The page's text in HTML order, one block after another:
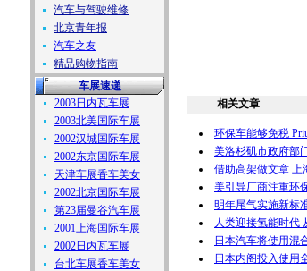
汽车与驾驶维修
北京青年报
汽车之友
精品购物指南
车展速递
2003日内瓦车展
2003北美国际车展
2002汉城国际车展
2002东京国际车展
天津车展香车美女
2002北京国际车展
第23届曼谷汽车展
2001上海国际车展
2002日内瓦车展
台北车展香车美女
相关文章
环保车能够免税
美洛杉矶市政府部
借助高架做文章 上
美引导厂商注重环
明年尾气实施新标
人类迎接氢能时代
日本汽车将使用混
日本内阁投入使用